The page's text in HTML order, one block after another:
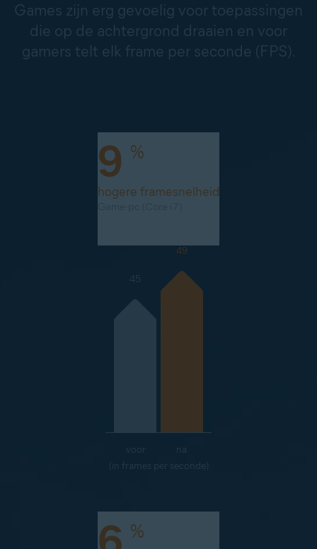
Games zijn erg gevoelig voor toepassingen
die op de achtergrond draaien en voor
gamers telt elk frame per seconde (FPS).
9 %
hogere framesnelheid
45
49
voor
(in frames per seconde)
%